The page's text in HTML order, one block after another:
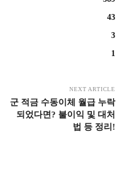
43
3
1
NEXT ARTICLE
군 적금 수동이체 월급 누락
되었다면? 불이익 및 대처
법 등 정리!